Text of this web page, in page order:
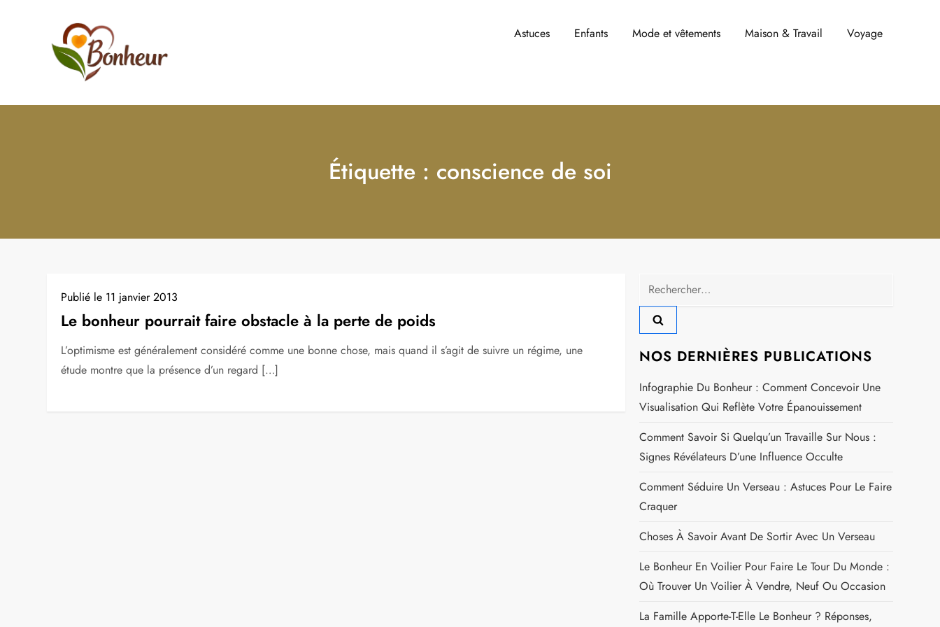
Astuces Enfants Mode et vêtements Maison & Travail Voyage
Étiquette : conscience de soi
Publié le 11 janvier 2013
Le bonheur pourrait faire obstacle à la perte de poids
L’optimisme est généralement considéré comme une bonne chose, mais quand il s’agit de suivre un régime, une
étude montre que la présence d’un regard […]
Rechercher :
NOS DERNIÈRES PUBLICATIONS
Infographie Du Bonheur : Comment Concevoir Une
Visualisation Qui Reflète Votre Épanouissement
Comment Savoir Si Quelqu’un Travaille Sur Nous :
Signes Révélateurs D’une Influence Occulte
Comment Séduire Un Verseau : Astuces Pour Le Faire
Craquer
Choses À Savoir Avant De Sortir Avec Un Verseau
Le Bonheur En Voilier Pour Faire Le Tour Du Monde :
Où Trouver Un Voilier À Vendre, Neuf Ou Occasion
La Famille Apporte-T-Elle Le Bonheur ? Réponses,